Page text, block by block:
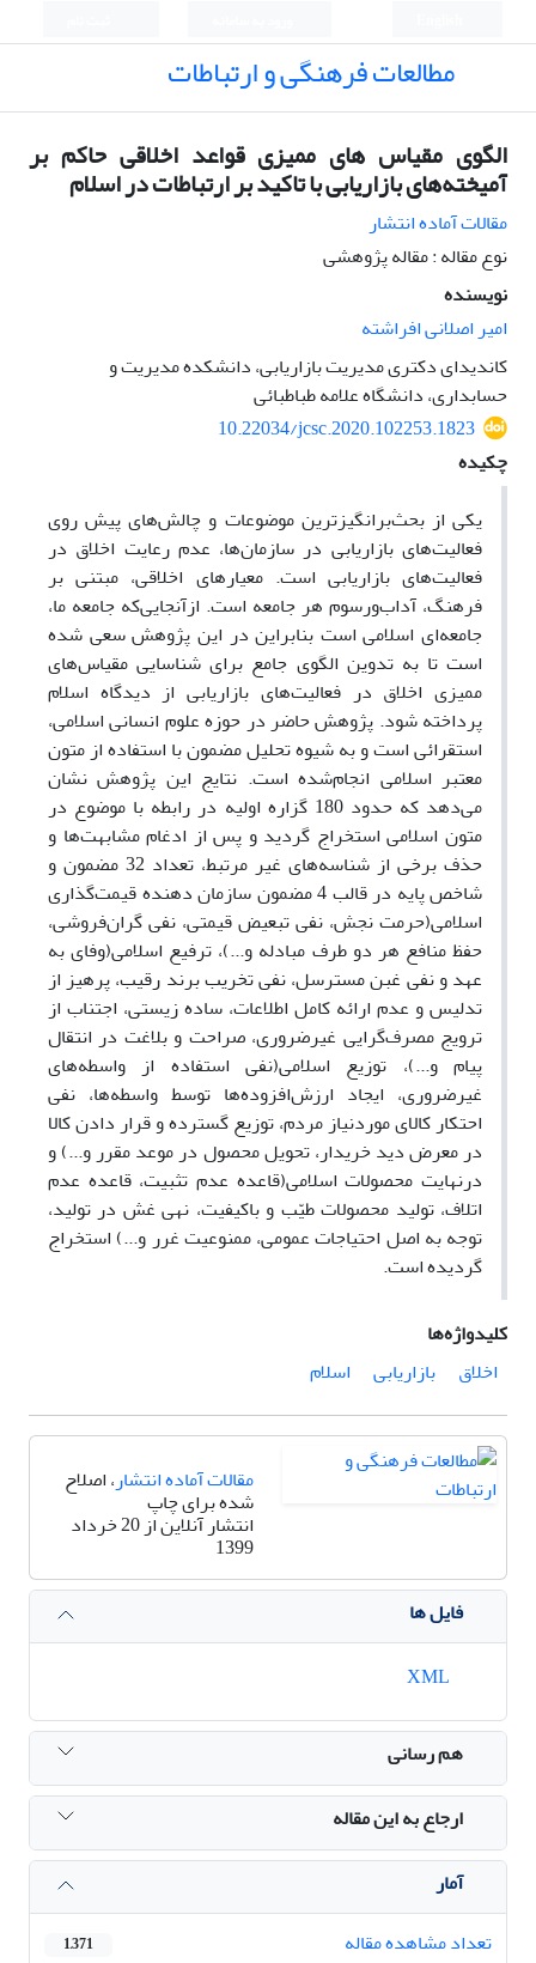
مطالعات فرهنگی و ارتباطات
الگوی مقیاس های ممیزی قواعد اخلاقی حاکم بر
آمیخته‌های بازاریابی با تاکید بر ارتباطات در اسلام
مقالات آماده انتشار
نوع مقاله : مقاله پژوهشی
نویسنده
امیر اصلانی افراشته
کاندیدای دکتری مدیریت بازاریابی، دانشکده مدیریت و
حسابداری، دانشگاه علامه طباطبائی
10.22034/jcsc.2020.102253.1823
چکیده
یکی از بحث‌برانگیزترین موضوعات و چالش‌های پیش روی
فعالیت‌های بازاریابی در سازمان‌ها، عدم رعایت اخلاق در
فعالیت‌های بازاریابی است. معیارهای اخلاقی، مبتنی بر
فرهنگ، آداب‌ورسوم هر جامعه است. ازآنجایی‌که جامعه ما،
جامعه‌ای اسلامی است بنابراین در این پژوهش سعی شده
است تا به تدوین الگوی جامع برای شناسایی مقیاس‌های
ممیزی اخلاق در فعالیت‌های بازاریابی از دیدگاه اسلام
پرداخته شود. پژوهش حاضر در حوزه علوم انسانی اسلامی،
استقرائی است و به شیوه تحلیل مضمون با استفاده از متون
معتبر اسلامی انجام‌شده است. نتایج این پژوهش نشان
می‌دهد که حدود 180 گزاره اولیه در رابطه با موضوع در
متون اسلامی استخراج گردید و پس از ادغام مشابهت‌ها و
حذف برخی از شناسه‌های غیر مرتبط، تعداد 32 مضمون و
شاخص پایه در قالب 4 مضمون سازمان دهنده قیمت‌گذاری
اسلامی(حرمت نجش، نفی تبعیض قیمتی، نفی گران‌فروشی،
حفظ منافع هر دو طرف مبادله و...)، ترفیع اسلامی(وفای به
عهد و نفی غبن مسترسل، نفی تخریب برند رقیب، پرهیز از
تدلیس و عدم ارائه کامل اطلاعات، ساده زیستی، اجتناب از
ترویج مصرف‌گرایی غیرضروری، صراحت و بلاغت در انتقال
پیام و...)، توزیع اسلامی(نفی استفاده از واسطه‌های
غیرضروری، ایجاد ارزش‌افزوده‌ها توسط واسطه‌ها، نفی
احتکار کالای موردنیاز مردم، توزیع گسترده و قرار دادن کالا
در معرض دید خریدار، تحویل محصول در موعد مقرر و...) و
درنهایت محصولات اسلامی(قاعده عدم تثبیت، قاعده عدم
اتلاف، تولید محصولات طیّب و باکیفیت، نهی غش در تولید،
توجه به اصل احتیاجات عمومی، ممنوعیت غرر و...) استخراج
گردیده است.
کلیدواژه‌ها
اخلاق
بازاریابی اسلام
مقالات آماده انتشار، اصلاح
شده برای چاپ
انتشار آنلاین از 20 خرداد
1399
فایل ها
هم رسانی
ارجاع به این مقاله
آمار
تعداد مشاهده مقاله
1,371